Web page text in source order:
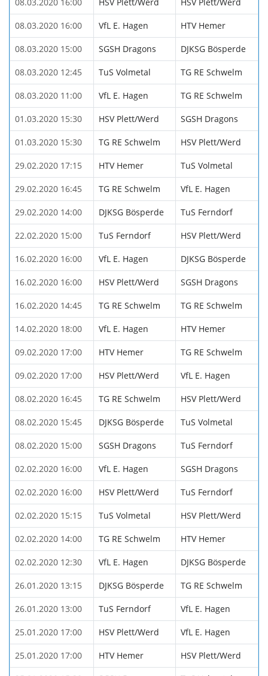
08.03.2020 16:00 VfL E. Hagen HTV Hemer
08.03.2020 15:00 SGSH Dragons DJKSG Bösperde
08.03.2020 12:45 TuS Volmetal TG RE Schwelm
08.03.2020 11:00 VfL E. Hagen TG RE Schwelm
01.03.2020 15:30 HSV Plett/Werd SGSH Dragons
01.03.2020 15:30 TG RE Schwelm HSV Plett/Werd
29.02.2020 17:15 HTV Hemer TuS Volmetal
29.02.2020 16:45 TG RE Schwelm VfL E. Hagen
29.02.2020 14:00 DJKSG Bösperde TuS Ferndorf
22.02.2020 15:00 TuS Ferndorf HSV Plett/Werd
16.02.2020 16:00 VfL E. Hagen DJKSG Bösperde
16.02.2020 16:00 HSV Plett/Werd SGSH Dragons
16.02.2020 14:45 TG RE Schwelm TG RE Schwelm
14.02.2020 18:00 VfL E. Hagen HTV Hemer
09.02.2020 17:00 HTV Hemer TG RE Schwelm
09.02.2020 17:00 HSV Plett/Werd VfL E. Hagen
08.02.2020 16:45 TG RE Schwelm HSV Plett/Werd
08.02.2020 15:45 DJKSG Bösperde TuS Volmetal
08.02.2020 15:00 SGSH Dragons TuS Ferndorf
02.02.2020 16:00 VfL E. Hagen SGSH Dragons
02.02.2020 16:00 HSV Plett/Werd TuS Ferndorf
02.02.2020 15:15 TuS Volmetal HSV Plett/Werd
02.02.2020 14:00 TG RE Schwelm HTV Hemer
02.02.2020 12:30 VfL E. Hagen DJKSG Bösperde
26.01.2020 13:15 DJKSG Bösperde TG RE Schwelm
26.01.2020 13:00 TuS Ferndorf VfL E. Hagen
25.01.2020 17:00 HSV Plett/Werd VfL E. Hagen
25.01.2020 17:00 HTV Hemer HSV Plett/Werd